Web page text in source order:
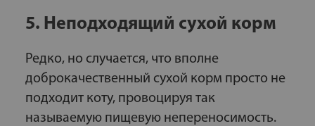
5. Неподходящий сухой корм
Редко, но случается, что вполне
доброкачественный сухой корм просто не
подходит коту, провоцируя так
называемую пищевую непереносимость.